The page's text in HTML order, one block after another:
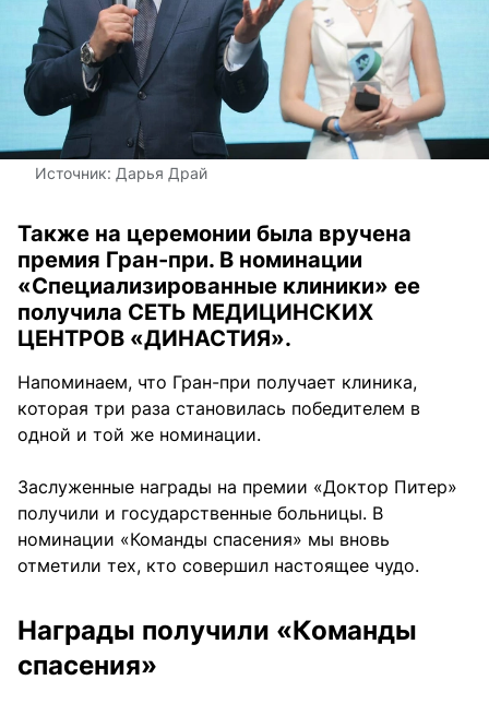
Источник: Дарья Драй
Также на церемонии была вручена
премия Гран-при. В номинации
«Специализированные клиники» ее
получила СЕТЬ МЕДИЦИНСКИХ
ЦЕНТРОВ «ДИНАСТИЯ».
Напоминаем, что Гран-при получает клиника,
которая три раза становилась победителем в
одной и той же номинации.
Заслуженные награды на премии «Доктор Питер»
получили и государственные больницы. В
номинации «Команды спасения» мы вновь
отметили тех, кто совершил настоящее чудо.
Награды получили «Команды
спасения»